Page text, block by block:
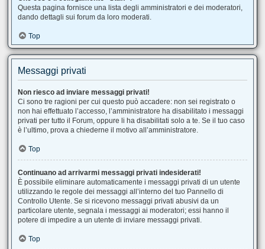
Questa pagina fornisce una lista degli amministratori e dei moderatori,
dando dettagli sui forum da loro moderati.
Top
Messaggi privati
Non riesco ad inviare messaggi privati!
Ci sono tre ragioni per cui questo può accadere: non sei registrato o
non hai effettuato l’accesso, l’amministratore ha disabilitato i messaggi
privati per tutto il Forum, oppure li ha disabilitati solo a te. Se il tuo caso
è l’ultimo, prova a chiederne il motivo all’amministratore.
Top
Continuano ad arrivarmi messaggi privati indesiderati!
È possibile eliminare automaticamente i messaggi privati ​​di un utente
utilizzando le regole dei messaggi all’interno del tuo Pannello di
Controllo Utente. Se si ricevono messaggi privati ​​abusivi da un
particolare utente, segnala i messaggi ai moderatori; essi hanno il
potere di impedire a un utente di inviare messaggi privati​​.
Top